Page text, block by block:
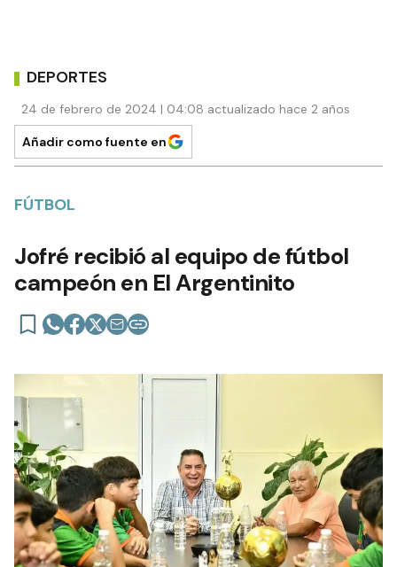
DEPORTES
24 de febrero de 2024 | 04:08 actualizado hace 2 años
Añadir como fuente en
FÚTBOL
Jofré recibió al equipo de fútbol
campeón en El Argentinito